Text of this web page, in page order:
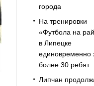
города
На тренировки
«Футбола на
в Липецке
единовременно
более 30 ребят
Липчан